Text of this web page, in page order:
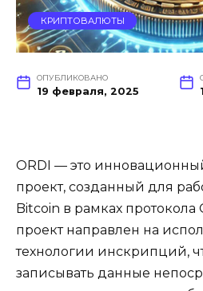
КРИПТОВАЛЮТЫ
ОПУБЛИКОВАНО
19 февраля, 2025
ORDI — это
проект, созданный для
Bitcoin в рамках
проект направлен на
технологии инскрипций,
записывать данные